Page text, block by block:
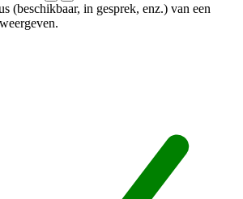
(beschikbaar, in gesprek, enz.) van een